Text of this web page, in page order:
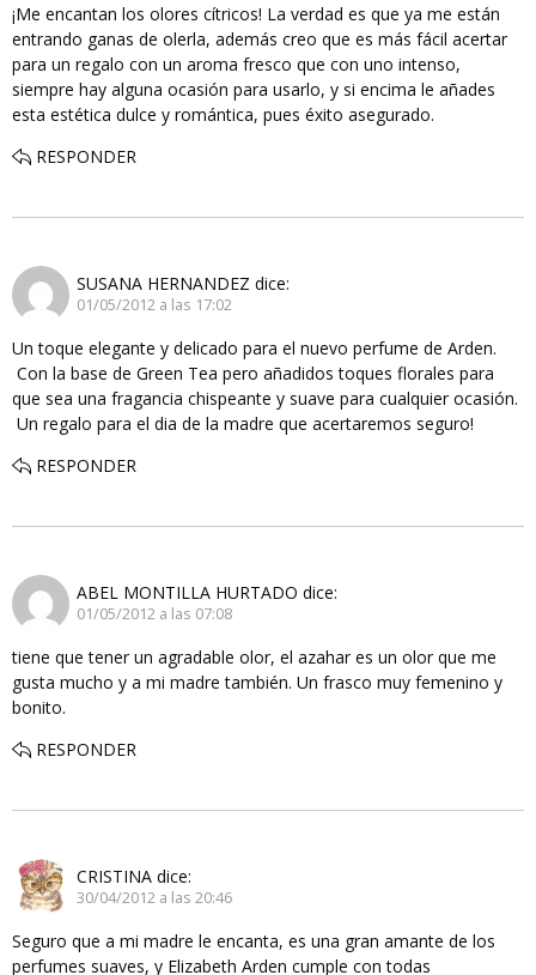
¡Me encantan los olores cítricos! La verdad es que ya me están
entrando ganas de olerla, además creo que es más fácil acertar
para un regalo con un aroma fresco que con uno intenso,
siempre hay alguna ocasión para usarlo, y si encima le añades
esta estética dulce y romántica, pues éxito asegurado.
RESPONDER
SUSANA HERNANDEZ dice:
01/05/2012 a las 17:02
Un toque elegante y delicado para el nuevo perfume de Arden.
Con la base de Green Tea pero añadidos toques florales para
que sea una fragancia chispeante y suave para cualquier ocasión.
Un regalo para el dia de la madre que acertaremos seguro!
RESPONDER
ABEL MONTILLA HURTADO dice:
01/05/2012 a las 07:08
tiene que tener un agradable olor, el azahar es un olor que me
gusta mucho y a mi madre también. Un frasco muy femenino y
bonito.
RESPONDER
CRISTINA dice:
30/04/2012 a las 20:46
Seguro que a mi madre le encanta, es una gran amante de los
perfumes suaves, y Elizabeth Arden cumple con todas